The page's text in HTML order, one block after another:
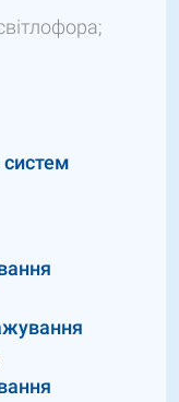
систем